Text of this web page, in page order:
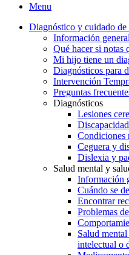
Menu
Diagnóstico y cuidado de
Información general
Qué hacer si notas
Mi hijo tiene un
Diagnósticos para
Intervención
Preguntas
Diagnósticos
Lesiones
Condiciones
Ceguera y
Dislexia y
Salud mental y
Información
Cuándo se
Encontrar
Problemas
Salud
intelectual o